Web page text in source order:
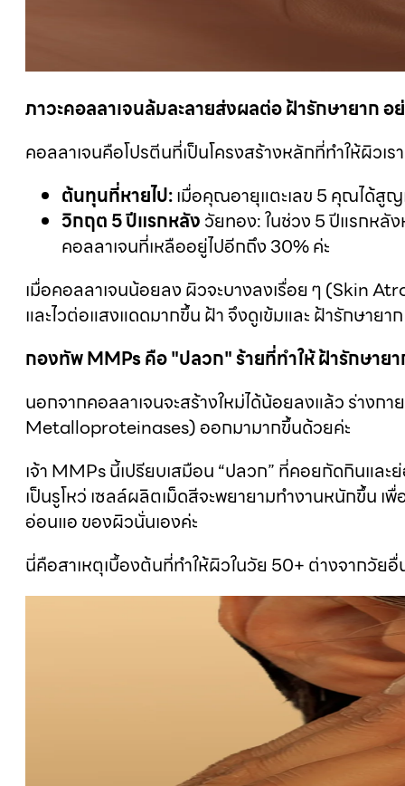
ภาวะคอลลาเจนล้มละลายส่งผลต่อ ฝ้ารักษายาก อ
คอลลาเจนคือโปรตีนที่เป็นโครงสร้างหลักที่ทำให้ผิวเ
ต้นทุนที่หายไป:เมื่อคุณอายุแตะเลข 5 คุณได้สู
วิกฤต 5 ปีแรกหลังวัยทอง: ในช่วง 5 ปีแรกหลั
คอลลาเจนที่เหลืออยู่ไปอีกถึง 30% ค่ะ
เมื่อคอลลาเจนน้อยลง ผิวจะบางลงเรื่อย ๆ (Skin
และไวต่อแสงแดดมากขึ้น ฝ้า จึงดูเข้มและ ฝ้ารักษาย
กองทัพ MMPs คือ "ปลวก" ร้ายที่ทำให้ ฝ้ารักษายา
นอกจากคอลลาเจนจะสร้างใหม่ได้น้อยลงแล้ว ร่าง
Metalloproteinases) ออกมามากขึ้นด้วยค่ะ
เจ้า MMPs นี้เปรียบเสมือน “ปลวก” ที่คอยกัดกินแล
เป็นรูโหว่ เซลล์ผลิตเม็ดสีจะพยายามทำงานหนักขึ้น
อ่อนแอ ของผิวนั่นเองค่ะ
นี่คือสาเหตุเบื้องต้นที่ทำให้ผิวในวัย 50+ ต่างจากวัย